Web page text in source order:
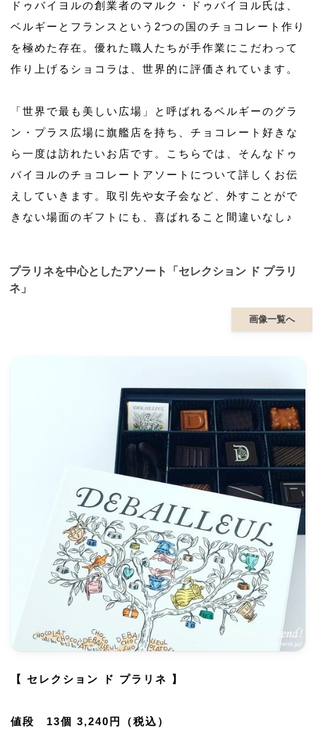
ドゥバイヨルの創業者のマルク・ドゥバイヨル氏は、
ベルギーとフランスという2つの国のチョコレート作り
を極めた存在。優れた職人たちが手作業にこだわって
作り上げるショコラは、世界的に評価されています。
「世界で最も美しい広場」と呼ばれるベルギーのグラ
ン・プラス広場に旗艦店を持ち、チョコレート好きな
ら一度は訪れたいお店です。こちらでは、そんなドゥ
バイヨルのチョコレートアソートについて詳しくお伝
えしていきます。取引先や女子会など、外すことがで
きない場面のギフトにも、喜ばれること間違いなし♪
プラリネを中心としたアソート「セレクション ド プラリ
ネ」
画像一覧へ
【 セレクション ド プラリネ 】
値段 13個 3,240円（税込）